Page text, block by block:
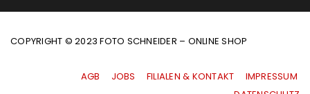
COPYRIGHT © 2023 FOTO SCHNEIDER – ONLINE SHOP
AGB JOBS FILIALEN & KONTAKT
IMPRESSUM